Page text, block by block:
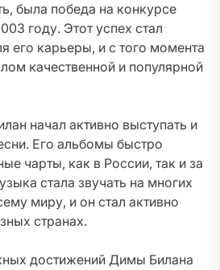
была победа на конкурсе
году. Этот успех стал
его карьеры, и с того момента
качественной и популярной
начал активно выступать и
Его альбомы быстро
чарты, как в России, так и за
стала звучать на многих
миру, и он стал активно
странах.
достижений Димы Билана